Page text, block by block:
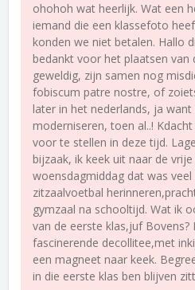
ohohoh wat heerlijk. Wat een
iemand die een klassefoto
konden we niet betalen. Hallo
bedankt voor het plaatsen van
geweldig, zijn samen nog
fobiscum patre nostre, of
later in het nederlands, ja
moderniseren, toen al..!
voor te stellen in deze tijd.
bijzaak, ik keek uit naar de
woensdagmiddag dat was
zitzaalvoetbal
gymzaal na schooltijd. Wat ik
van de eerste klas,juf
fascinerende decollitee,met
een magneet naar keek.
in die eerste klas ben blijven